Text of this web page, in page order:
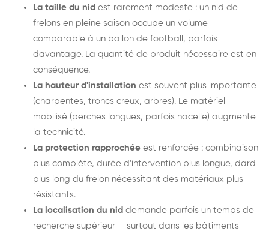
La taille du nid est rarement modeste : un nid de
frelons en pleine saison occupe un volume
comparable à un ballon de football, parfois
davantage. La quantité de produit nécessaire est en
conséquence.
La hauteur d'installation est souvent plus importante
(charpentes, troncs creux, arbres). Le matériel
mobilisé (perches longues, parfois nacelle) augmente
la technicité.
La protection rapprochée est renforcée : combinaison
plus complète, durée d'intervention plus longue, dard
plus long du frelon nécessitant des matériaux plus
résistants.
La localisation du nid demande parfois un temps de
recherche supérieur — surtout dans les bâtiments